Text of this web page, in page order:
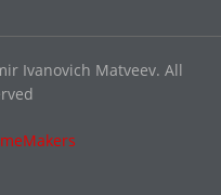
Ivanovich Matveev. All